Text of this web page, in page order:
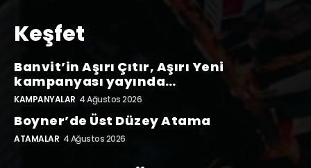
Keşfet
Banvit’in Aşırı Çıtır, Aşırı Yeni
kampanyası yayında…
KAMPANYALAR 4 Ağustos 2026
Boyner’de Üst Düzey Atama
ATAMALAR 4 Ağustos 2026